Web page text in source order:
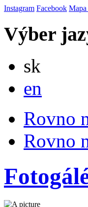
Instagram Facebook Mapa
Výber
sk
en
Rovno
Rovno